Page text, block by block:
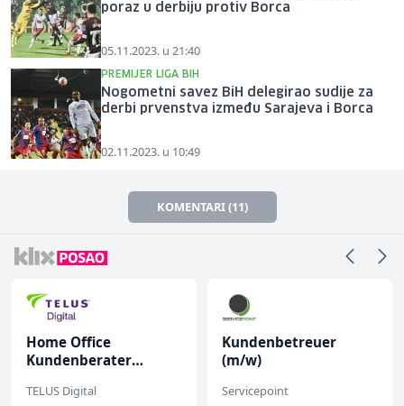
poraz u derbiju protiv Borca
05.11.2023. u 21:40
PREMIJER LIGA BIH
Nogometni savez BiH delegirao sudije za
derbi prvenstva između Sarajeva i Borca
02.11.2023. u 10:49
KOMENTARI (11)
Home Office
Kundenberater
renommiertes
TELUS Digital
Kundenbetreuer
(m/w)
Servicepoint